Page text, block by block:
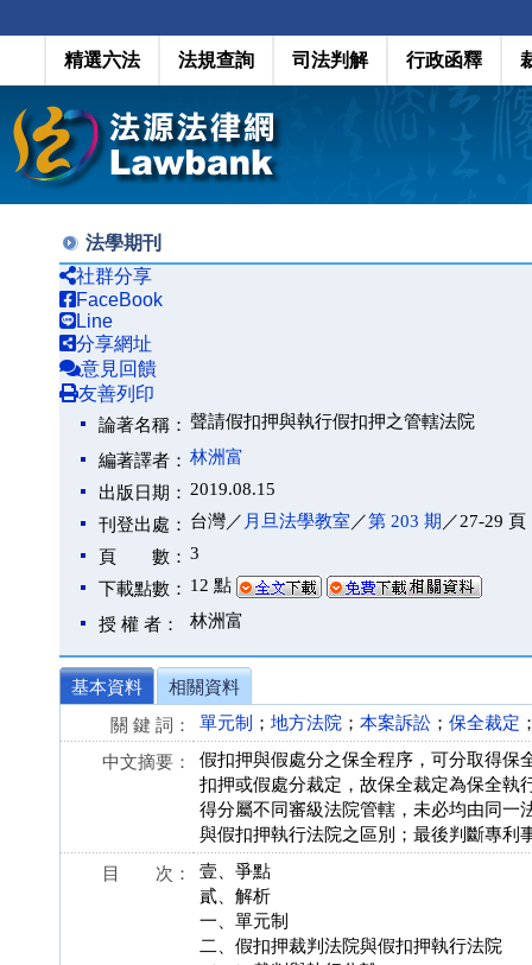
精選六法 法規查詢 司法判解 行政函釋
法學期刊
社群分享
FaceBook
Line
分享網址
意見回饋
友善列印
論著名稱： 聲請假扣押與執行假扣押之管轄法院
編著譯者： 林洲富
出版日期： 2019.08.15
刊登出處： 台灣／ 月旦法學教室 ／第 203 期 ／27-29 頁
頁 數： 3
下載點數： 12 點
授 權 者： 林洲富
基本資料
相關資料
關 鍵 詞：
單元制 ； 地方法院 ； 本案訴訟 ； 保全裁定
中文摘要：
假扣押與假處分之保全程序，可分取得保
扣押或假處分裁定，故保全裁定為保全執
得分屬不同審級法院管轄，未必均由同一
與假扣押執行法院之區別；最後判斷專利
目 次：
壹、爭點
貳、解析
一、單元制
二、假扣押裁判法院與假扣押執行法院